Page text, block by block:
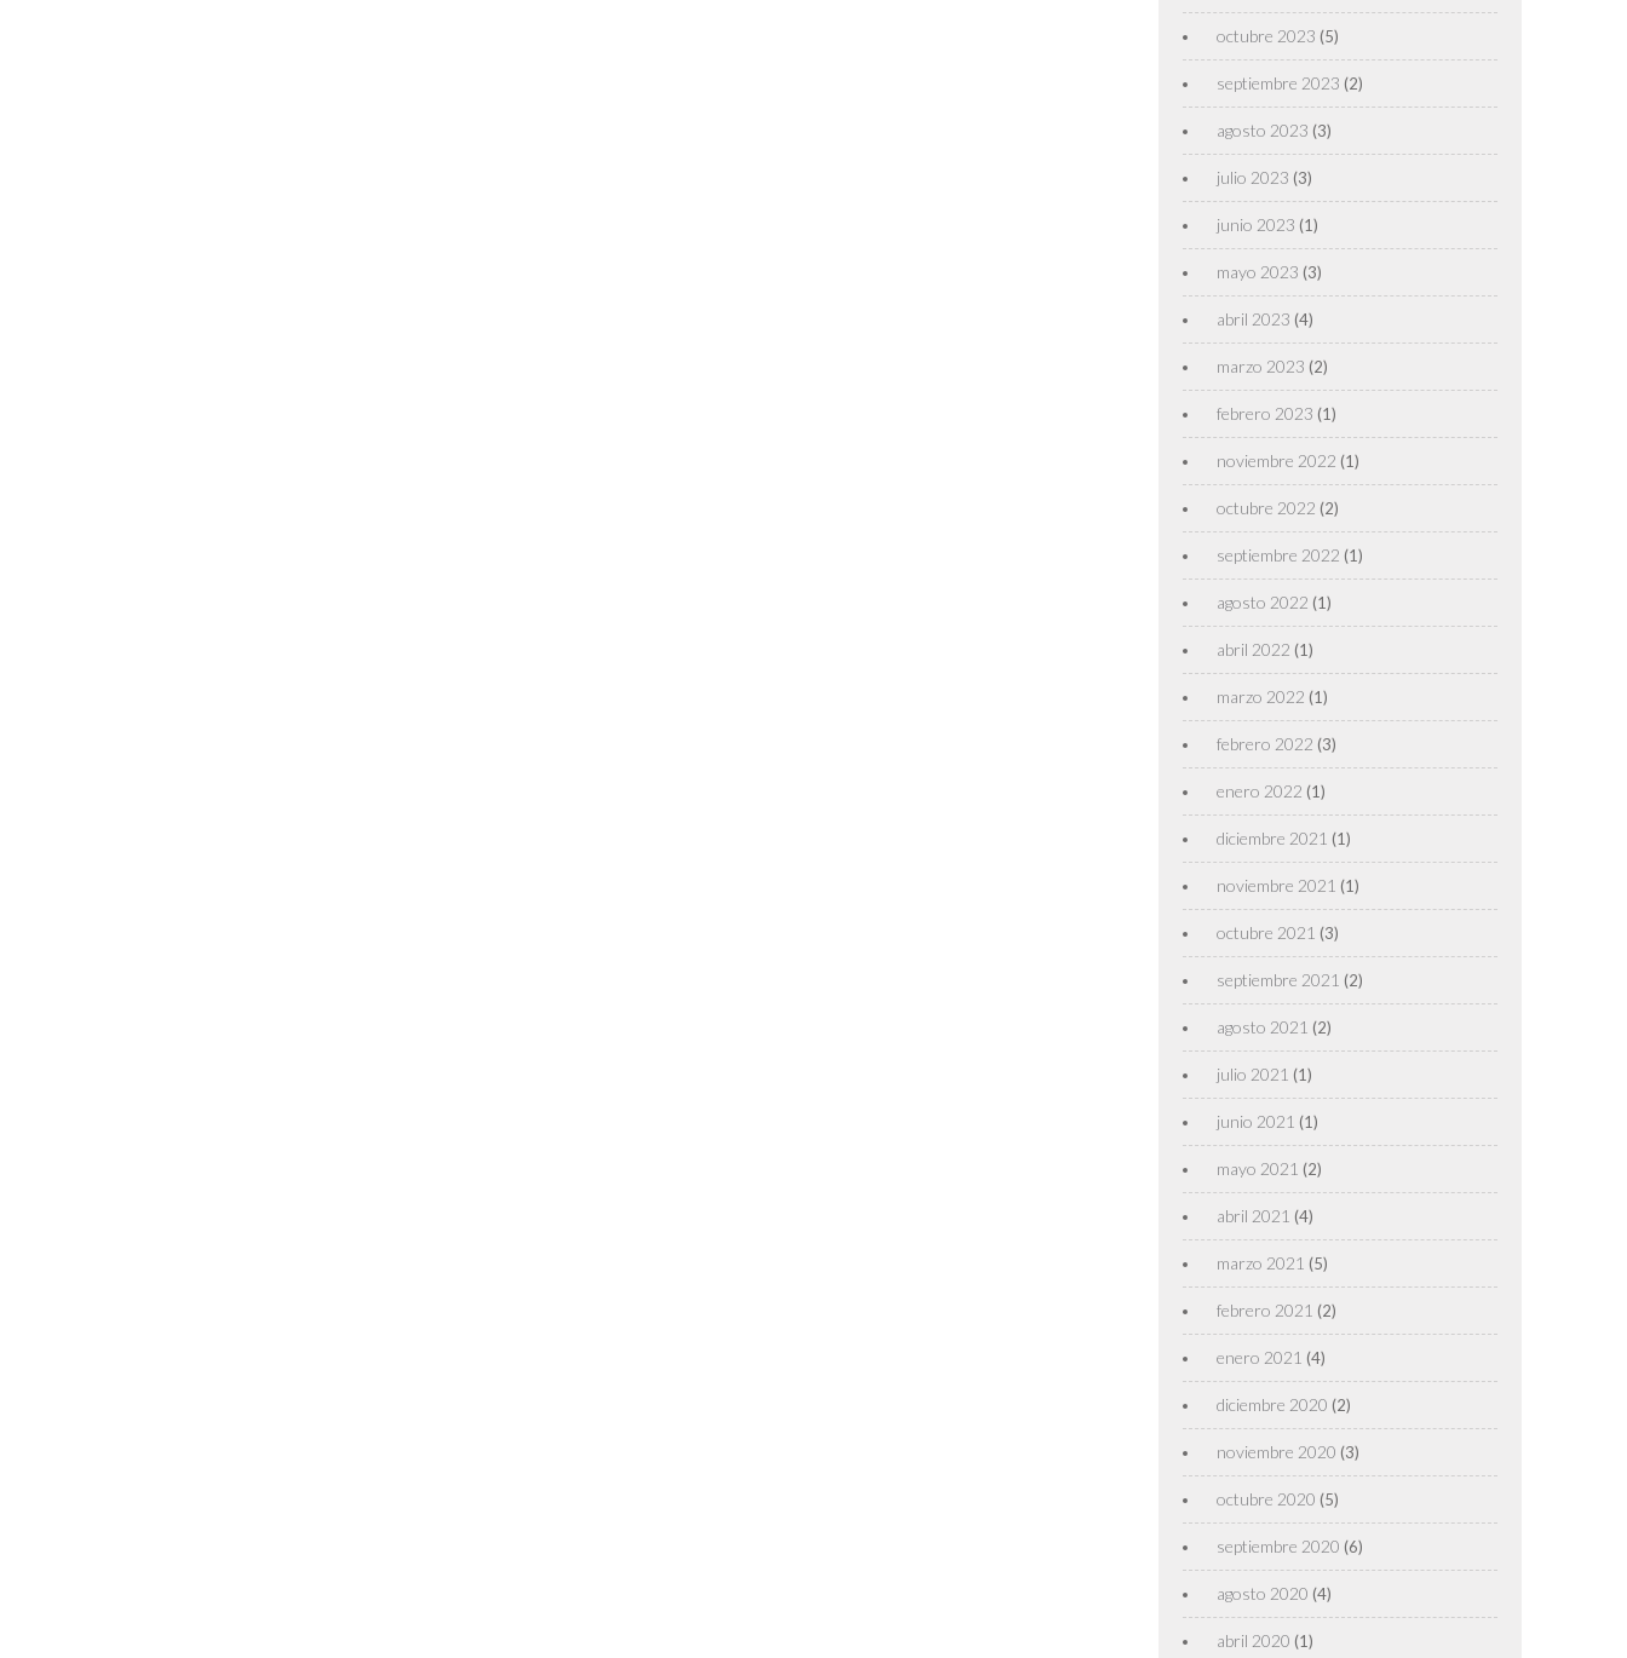
octubre 2023 (5)
septiembre 2023 (2)
agosto 2023 (3)
julio 2023 (3)
junio 2023 (1)
mayo 2023 (3)
abril 2023 (4)
marzo 2023 (2)
febrero 2023 (1)
noviembre 2022 (1)
octubre 2022 (2)
septiembre 2022 (1)
agosto 2022 (1)
abril 2022 (1)
marzo 2022 (1)
febrero 2022 (3)
enero 2022 (1)
diciembre 2021 (1)
noviembre 2021 (1)
octubre 2021 (3)
septiembre 2021 (2)
agosto 2021 (2)
julio 2021 (1)
junio 2021 (1)
mayo 2021 (2)
abril 2021 (4)
marzo 2021 (5)
febrero 2021 (2)
enero 2021 (4)
diciembre 2020 (2)
noviembre 2020 (3)
octubre 2020 (5)
septiembre 2020 (6)
agosto 2020 (4)
abril 2020 (1)